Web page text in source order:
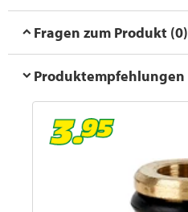
Fragen zum Produkt (0)
Produktempfehlungen